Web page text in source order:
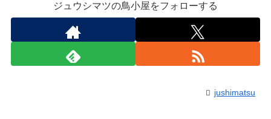
ジュウシマツの鳥小屋をフォローする
jushimatsu